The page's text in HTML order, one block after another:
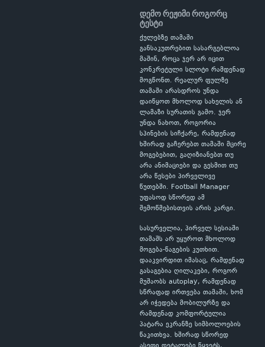
დემო რეჟიმი როგორც
ტესტი
ქულებზე თამაში
განსაკუთრებით სასარგებლოა
მაშინ, როცა ჯერ არ იცით
კონკრეტული სლოტი რამდენად
მოგწონთ. რეალურ ფულზე
თამაში არასდროს უნდა
დაიწყოთ მხოლოდ სახელის ან
ლამაზი სურათის გამო. ჯერ
უნდა ნახოთ, როგორია
სპინების სიჩქარე, რამდენად
ხშირად გაჩერებთ თამაში მცირე
მოგებებით, გაღიზიანებთ თუ
არა ანიმაციები და გესმით თუ
არა წესები პირველივე
წუთებში. Football Manager
უფასოდ სწორედ ამ
შემოწმებისთვის არის კარგი.
სასურველია, პირველ სესიაში
თამაშს არ უყუროთ მხოლოდ
მოგება-წაგების კუთხით.
დააკვირდით იმასაც, რამდენად
გასაგებია ღილაკები, როგორ
მუშაობს autoplay, რამდენად
სწრაფად ირთვება თამაში, ხომ
არ იჭედება მობილურზე და
რამდენად კომფორტულია
პატარა ეკრანზე სიმბოლოების
წაკითხვა. ხშირად სწორედ